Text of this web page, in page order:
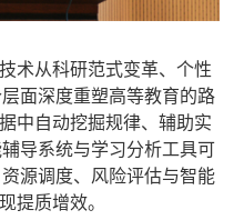
术从科研范式变革、个性
面深度重塑高等教育的路
中自动挖掘规律、辅助实
导系统与学习分析工具可
源调度、风险评估与智能
提质增效。